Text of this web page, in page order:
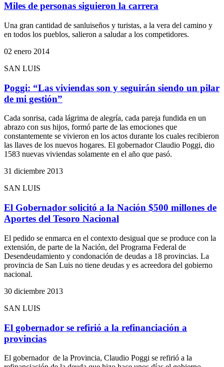
Miles de personas siguieron la carrera
Una gran cantidad de sanluiseños y turistas, a la vera del camino y
en todos los pueblos, salieron a saludar a los competidores.
02 enero 2014
SAN LUIS
Poggi: “Las viviendas son y seguirán siendo un pilar
de mi gestión”
Cada sonrisa, cada lágrima de alegría, cada pareja fundida en un
abrazo con sus hijos, formó parte de las emociones que
constantemente se vivieron en los actos durante los cuales recibieron
las llaves de los nuevos hogares. El gobernador Claudio Poggi, dio
1583 nuevas viviendas solamente en el año que pasó.
31 diciembre 2013
SAN LUIS
El Gobernador solicitó a la Nación $500 millones de
Aportes del Tesoro Nacional
El pedido se enmarca en el contexto desigual que se produce con la
extensión, de parte de la Nación, del Programa Federal de
Desendeudamiento y condonación de deudas a 18 provincias. La
provincia de San Luis no tiene deudas y es acreedora del gobierno
nacional.
30 diciembre 2013
SAN LUIS
El gobernador se refirió a la refinanciación a
provincias
El gobernador de la Provincia, Claudio Poggi se refirió a la